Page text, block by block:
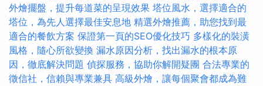
外燴擺盤，提升每道菜的呈現效果 塔位風水，選擇適合的
塔位，為先人選擇最佳安息地 精選外燴推薦，助您找到最
適合的餐飲方案 保證第一頁的SEO優化技巧 多樣化的裝潢
風格，隨心所欲變換 漏水原因分析，找出漏水的根本原
因，徹底解決問題 偵探服務，協助你解開疑團 合法專業的
徵信社，信賴與專業兼具 高級外燴，讓每個聚會都成為難